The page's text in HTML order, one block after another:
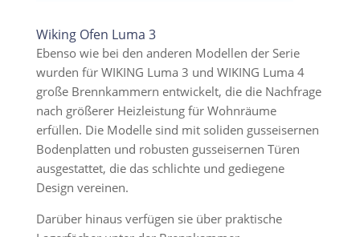
Wiking Ofen Luma 3
Ebenso wie bei den anderen Modellen der Serie
wurden für WIKING Luma 3 und WIKING Luma 4
große Brennkammern entwickelt, die die Nachfrage
nach größerer Heizleistung für Wohnräume
erfüllen. Die Modelle sind mit soliden gusseisernen
Bodenplatten und robusten gusseisernen Türen
ausgestattet, die das schlichte und gediegene
Design vereinen.
Darüber hinaus verfügen sie über praktische